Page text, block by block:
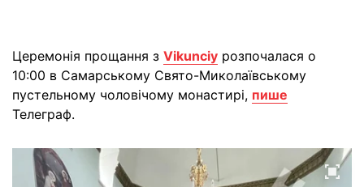
Церемонія прощання з Vikunciy розпочалася о
10:00 в Самарському Свято-Миколаївському
пустельному чоловічому монастирі, пише
Телеграф.